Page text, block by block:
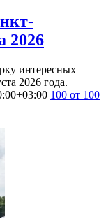
2026
интересных
2026 года.
100 от 100